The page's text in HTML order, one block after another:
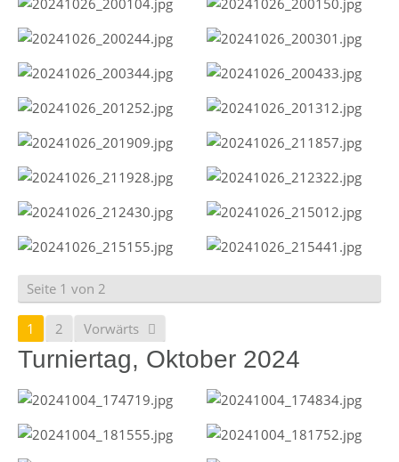
Seite 1 von 2
1 2 Vorwärts
Turniertag, Oktober 2024